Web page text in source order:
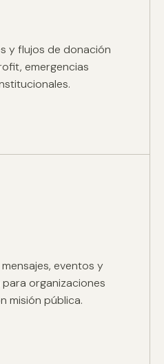
y flujos de donación
emergencias
eventos y
organizaciones
misión pública.